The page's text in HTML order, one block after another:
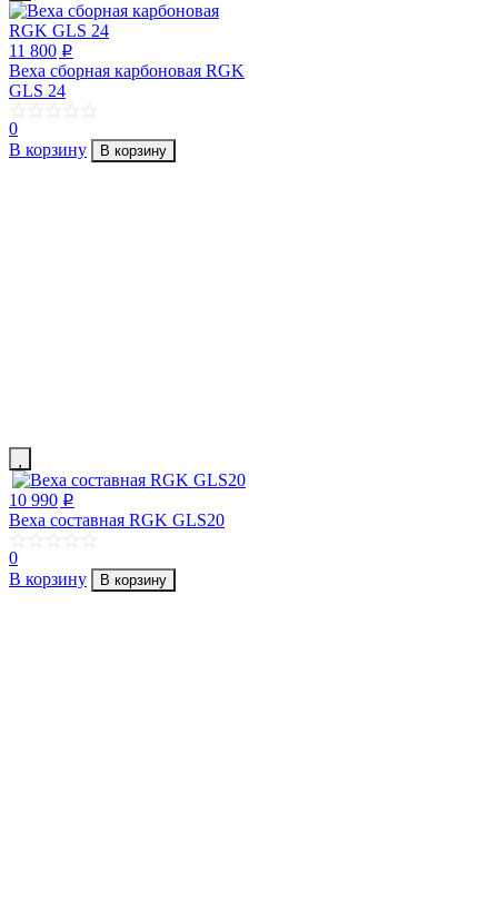
11 800 p
Веха сборная карбоновая RGK
GLS 24
0
В корзину
В корзину
10 990 p
Веха составная RGK GLS20
0
В корзину
В корзину